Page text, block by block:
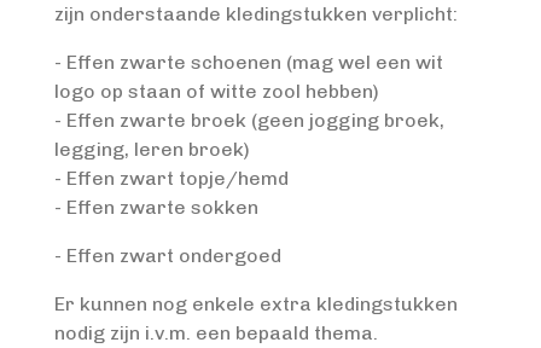
zijn onderstaande kledingstukken verplicht:
- Effen zwarte schoenen (mag wel een wit
logo op staan of witte zool hebben)
- Effen zwarte broek (geen jogging broek,
legging, leren broek)
- Effen zwart topje/hemd
- Effen zwarte sokken
- Effen zwart ondergoed
Er kunnen nog enkele extra kledingstukken
nodig zijn i.v.m. een bepaald thema.